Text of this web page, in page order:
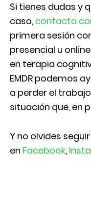
Si tienes dudas y
caso, contacta
primera sesión
presencial u
en terapia
EMDR podemos
a perder el
situación que, en
Y no olvides
en Facebook,